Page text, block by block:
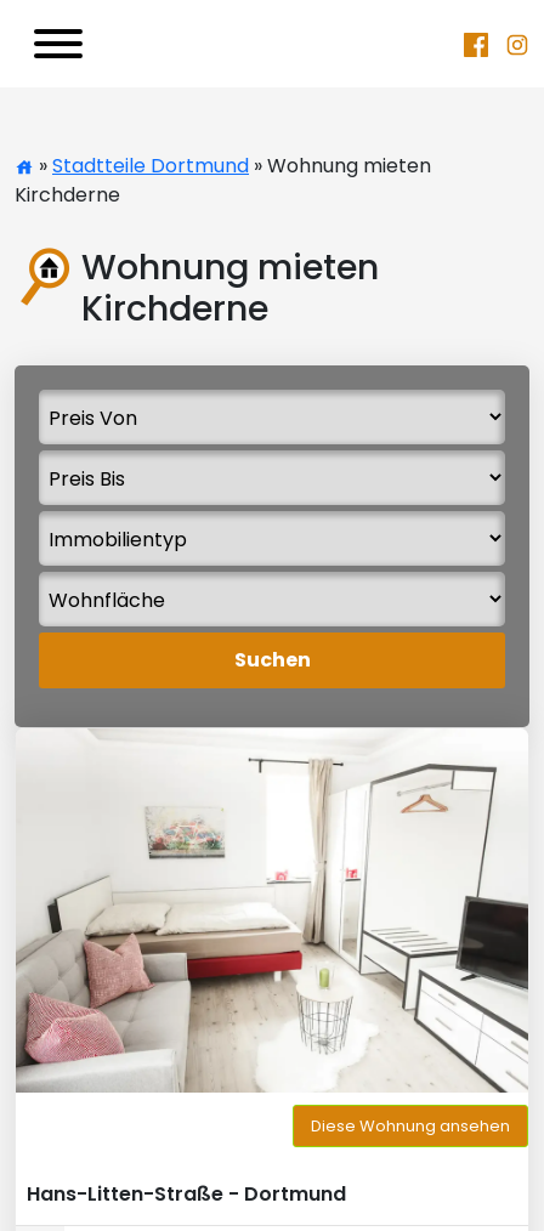
»Stadtteile Dortmund » Wohnung mieten
Kirchderne
Wohnung mieten
Kirchderne
Diese Wohnung ansehen
Hans-Litten-Straße - Dortmund